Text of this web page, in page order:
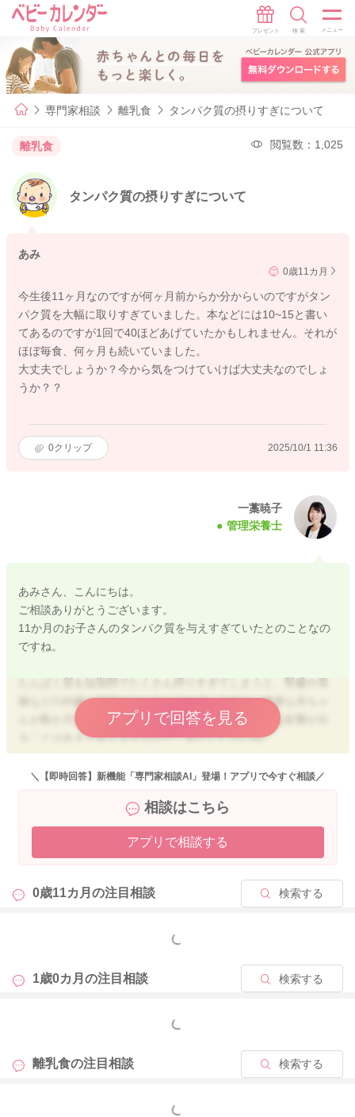
専門家相談 離乳食 タンパク質の摂りすぎについて
離乳食 閲覧数：1,025
タンパク質の摂りすぎについて
あみ
0歳11カ月
今生後11ヶ月なのですが何ヶ月前からか分からいのですがタン
パク質を大幅に取りすぎていました。本などには10~15と書い
てあるのですが1回で40ほどあげていたかもしれません。それが
ほぼ毎食、何ヶ月も続いていました。
大丈夫でしょうか？今から気をつけていけば大丈夫なのでしょ
うか？？
0クリップ 2025/10/1 11:36
一藁暁子
管理栄養士
あみさん、こんにちは。
ご相談ありがとうございます。
11か月のお子さんのタンパク質を与えすぎていたとのことなの
ですね。
たんぱく質を短期間でたくさん摂りすぎてしまうと、腎臓や胃
腸などの内臓に負担がかかるとされていますが、健康な赤ちゃ
んが数か月多めに摂ったからといって、すぐに深刻な影響が出
ることはあまりありませんのでご安心くださいね。
もし影響があるとすれば、
・便秘や下痢になりやすい
・体重が急に増える
すでに11か月まで元気に過ごされているようなら、大きな問題
もし心配であれば、かかりつけの小児科や、次回の健診などで
またお力になれることがありましたらお声掛けください。
アプリで回答を見る
＼【即時回答】新機能「専門家相談AI」登場！アプリで今すぐ相談／
相談はこちら
アプリで相談する
0歳11カ月の注目相談 検索する
もっと見る
1歳0カ月の注目相談 検索する
もっと見る
離乳食の注目相談 検索する
もっと見る